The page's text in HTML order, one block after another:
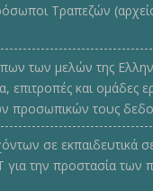
Τραπεζών
των μελών της
και ομάδες
προσωπικών τους
σε εκπαιδευτικά
για την προστασία